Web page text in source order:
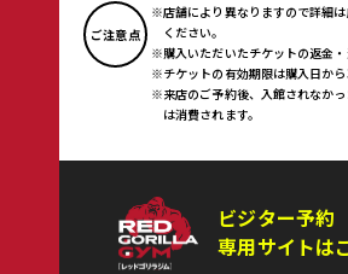
ご注意点
店舗により異なりますので詳細
ください。
購入いただいたチケットの返金・
チケットの有効期限は購入日から
来店のご予約後、入館されなか
は消費されます。
ビジター予約
専用サイトは